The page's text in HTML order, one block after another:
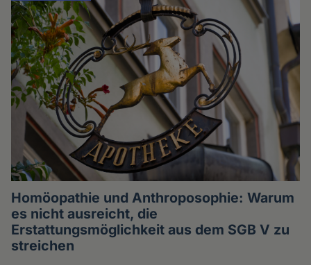
Homöopathie und Anthroposophie: Warum
es nicht ausreicht, die
Erstattungsmöglichkeit aus dem SGB V zu
streichen